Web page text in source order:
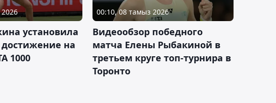
установила
на
1000
00:10, 08 тамыз 2026
Видеообзор победного
матча Елены Рыбакиной в
третьем круге топ-турнира в
Торонто